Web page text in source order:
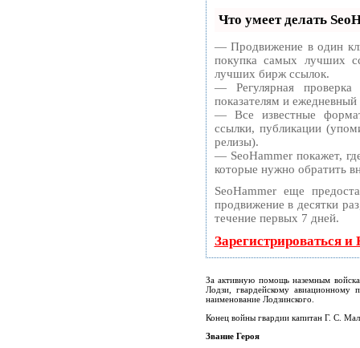
Что умеет делать
— Продвижение в один
покупка самых лучших
лучших бирж ссылок.
— Регулярная
показателям и ежедневный
— Все известные
ссылки, публикации
релизы).
— SeoHammer покажет,
которые нужно обратить
SeoHammer еще
продвижение в десятки
течение первых 7 дней.
Зарегистрироваться
За активную помощь наземным
Лодзи, гвардейскому
наименование Лодзинского.
Конец войны гвардии капитан Г. С.
Звание Героя